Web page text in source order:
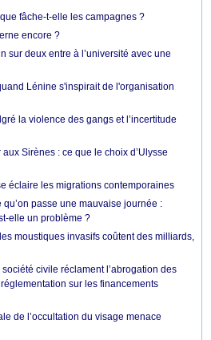
fâche-t-elle les campagnes ?
encore ?
sur deux entre à l’université avec une
Lénine s'inspirait de l'organisation
la violence des gangs et l’incertitude
Sirènes : ce que le choix d’Ulysse
éclaire les migrations contemporaines
passe une mauvaise journée :
elle un problème ?
moustiques invasifs coûtent des milliards,
civile réclament l’abrogation des
sur les financements
de l’occultation du visage menace